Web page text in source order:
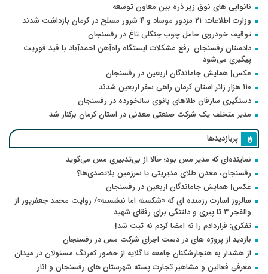
نانوایی های نوق زیر ذره بین معاون توسعه
وزارت اطلاعات: ۲۱ مزدور موساد و ۴ شرور مسلح در کرمان بازداشت شدند
توقیف خودروی حامل چوب جنگلی تاغ در رفسنجان
دادستان رفسنجان: رفع مشکلات ایستگاه راه‌آهن احمدآباد با قید فوریت
پیگیری می‌شود
عکس| همایش جاماندگان اربعین در رفسنجان
۱۱۰ هزار زائر استان کرمان راهی سفر اربعین شدند
دستگیری سارقان طلاهای بانوی سالخورده در رفسنجان
مدیر متخلف یک شرکت صنعتی معدنی در استان کرمان برکنار شد
پربازدیدها
نماینده‌ای که مدیر مس بود؛ حالا از بی‌تدبیری مس می‌گوید
رفسنجان، معدن طلای مدیریتی یا سرزمین بلاتصدی‌ها؟
عکس| همایش جاماندگان اربعین در رفسنجان
سالروز اسارت رزمنده ای که «شکسته اما ننشسته»/ روایت محمد جعفرپور از
والفجر ۳ تا پیری و دلتنگی برای رفقای شهید
تفکری: قراردادم را نه امضا کردم نه ثبت شد!
بازدید از پروژه های در دست اجرای شرکت مس در رفسنجان
از هشدار به هنجارشکنان جامعه تا گلایه از حضور کمرنگ مسئولان در میدان
معرفی فعالین و مشاهیر تجارت پسته شهرستان های رفسنجان و انار